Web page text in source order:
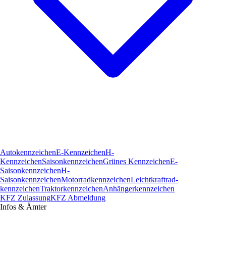
AutokennzeichenE-KennzeichenH-
KennzeichenSaisonkennzeichenGrünes KennzeichenE-
SaisonkennzeichenH-
SaisonkennzeichenMotorradkennzeichenLeichtkraftrad­
kennzeichenTraktorkennzeichenAnhängerkennzeichen
KFZ ZulassungKFZ Abmeldung
Infos & Ämter